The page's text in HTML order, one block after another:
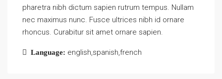
pharetra nibh dictum sapien rutrum tempus. Nullam
nec maximus nunc. Fusce ultrices nibh id ornare
rhoncus. Curabitur sit amet ornare sapien.
Language: english,spanish,french